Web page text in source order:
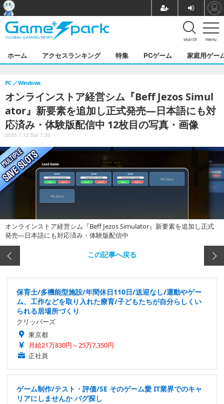
menu
search
ホーム アクセスランキング 特集 PCゲーム 家庭用ゲー
オンラインストア経営シム『Beff Jezos Simul
ator』新要素を追加し正式発売―日本語にも対
応済み・体験版配信中 12枚目の写真・画像
PC Windows
2025.7.12 Sat 7:30
オンラインストア経営シム『Beff Jezos Simulator』新要素を追加し正式
発売―日本語にも対応済み・体験版配信中
この記事へ戻る
保育士/多機能型施設/年間休日110日/送迎なし/運動やゲー
ム、工作などを取り入れた療育/子どもたちが自分らしくい
られる居場所づくり
クリッパーズ
東京都
月給21万830円～25万7,350円
正社員
ゲーム制作/テスト・評価/SE そのゲーム愛 IT業界でのキャ
リアにしませんか バグ探し